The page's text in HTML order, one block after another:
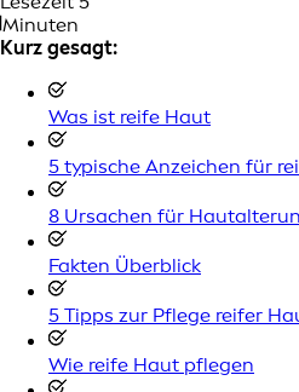
Minuten
Kurz gesagt:
Was ist reife Haut
5 typische Anzeichen für
8 Ursachen für
Fakten Überblick
5 Tipps zur Pflege reifer
Wie reife Haut pflegen